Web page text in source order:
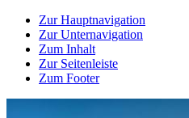
Zur Hauptnavigation
Zur Unternavigation
Zum Inhalt
Zur Seitenleiste
Zum Footer